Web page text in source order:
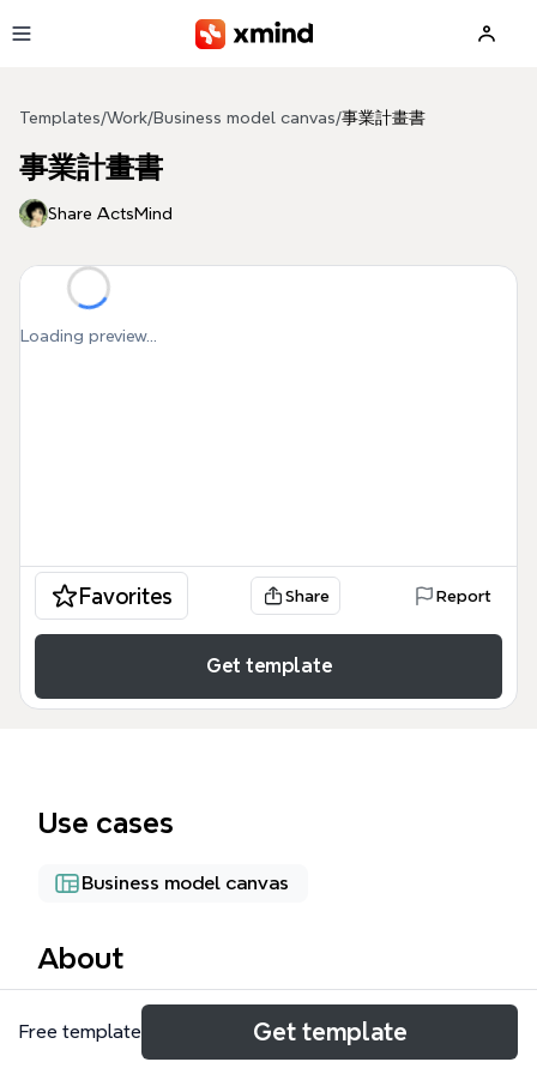
Templates/Work/Business model canvas/事業計畫書
事業計畫書
Share ActsMind
Loading preview...
Favorites Share Report
Get template
Use cases
Business model canvas
About
事業計畫書心智圖模板由F. Mohidin原創，經授權翻譯
為繁體中文版，涵蓋6大核心分支與35個節點，專為創
Free template Get template